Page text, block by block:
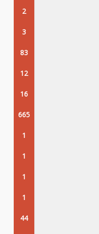
2
3
83
12
16
665
1
1
1
1
44